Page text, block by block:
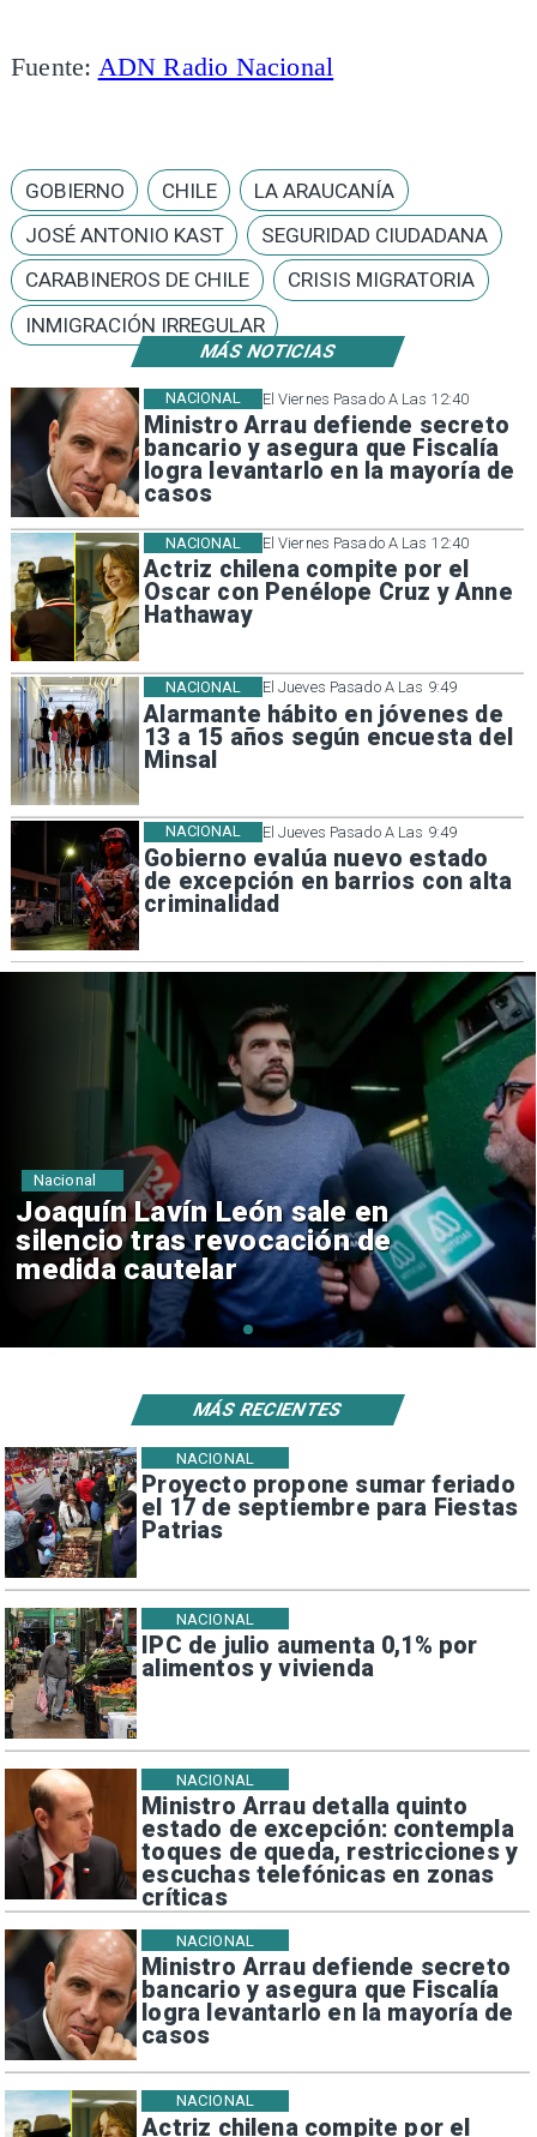
MÁS NOTICIAS
El Viernes Pasado A Las 12:40
Ministro Arrau defiende secreto
bancario y asegura que Fiscalía
logra levantarlo en la mayoría de
casos
NACIONAL
El Viernes Pasado A Las 12:40
Actriz chilena compite por el
Oscar con Penélope Cruz y Anne
Hathaway
NACIONAL
El Jueves Pasado A Las 9:49
Alarmante hábito en jóvenes de
13 a 15 años según encuesta del
Minsal
NACIONAL
El Jueves Pasado A Las 9:49
Gobierno evalúa nuevo estado
de excepción en barrios con alta
criminalidad
NACIONAL
Fuente: ADN Radio Nacional
GOBIERNO CHILE
LA ARAUCANÍA
JOSÉ ANTONIO KAST
SEGURIDAD CIUDADANA
CARABINEROS DE CHILE
CRISIS MIGRATORIA
INMIGRACIÓN IRREGULAR
Chile y Venezuela formalizan
reinicio de relaciones
consulares
Nacional
Proyecto propone sumar feriado
el 17 de septiembre para Fiestas
Patrias
NACIONAL
IPC de julio aumenta 0,1% por
alimentos y vivienda
NACIONAL
Ministro Arrau detalla quinto
estado de excepción: contempla
toques de queda, restricciones y
escuchas telefónicas en zonas
críticas
NACIONAL
Ministro Arrau defiende secreto
bancario y asegura que Fiscalía
logra levantarlo en la mayoría de
casos
NACIONAL
Actriz chilena compite por el
NACIONAL
MÁS RECIENTES